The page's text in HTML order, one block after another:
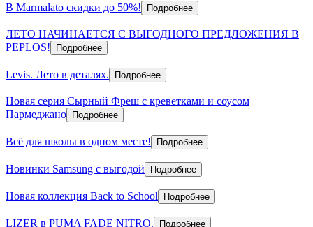
В Marmalato скидки до 50%! Подробнее
ЛЕТО НАЧИНАЕТСЯ С ВЫГОДНОГО ПРЕДЛОЖЕНИЯ В
PEPLOS!
Подробнее
Levis. Лето в деталях. Подробнее
Новая серия Сырный Фреш с креветками и соусом
Пармеджано Подробнее
Всё для школы в одном месте! Подробнее
Новинки Samsung с выгодой Подробнее
Новая коллекция Back to School Подробнее
LIZER в PUMA FADE NITRO. Подробнее